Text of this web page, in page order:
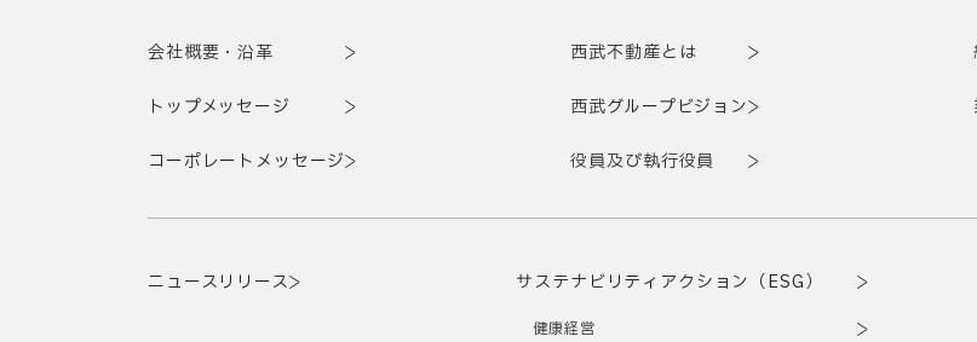
会社概要・沿革
トップメッセージ
コーポレートメッセージ
西武不動産とは
西武グループビジョン
役員及び執行役員
ニュースリリース サステナビリティアクション（ESG）
健康経営